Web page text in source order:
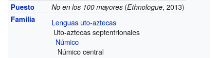
Puesto
No en los 100 mayores (Ethnologue, 2013)
Familia
Lenguas uto-aztecas
Uto-aztecas septentrionales
Númico
Númico central